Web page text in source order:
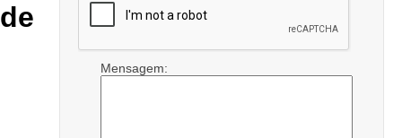
Mensagem: